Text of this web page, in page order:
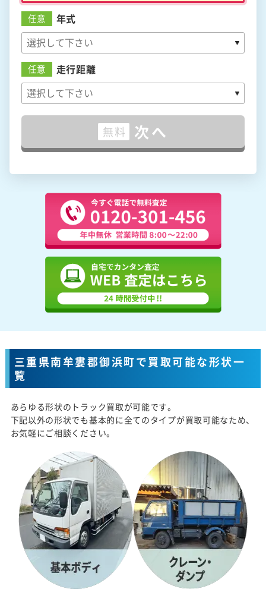
任意 年式
任意 走行距離
無料 次へ
三重県南牟婁郡御浜町で買取可能な形状一
覧
あらゆる形状のトラック買取が可能です。
下記以外の形状でも基本的に全てのタイプが買取可能なため、
お気軽にご相談ください。